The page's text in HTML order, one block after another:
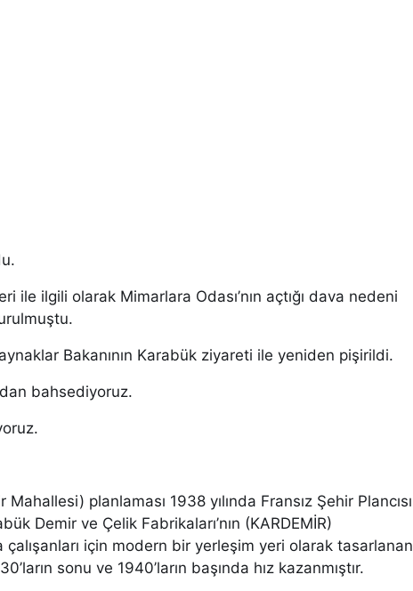
ile ilgili olarak Mimarlara Odası’nın açtığı dava nedeni
Bakanının Karabük ziyareti ile yeniden pişirildi.
bahsediyoruz.
planlaması 1938 yılında Fransız Şehir Plancısı
Demir ve Çelik Fabrikaları’nın (KARDEMİR)
için modern bir yerleşim yeri olarak tasarlanan
sonu ve 1940’ların başında hız kazanmıştır.